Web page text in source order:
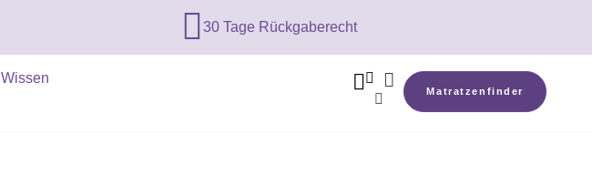
30 Tage Rückgaberecht
Wissen 


Matratzenfinder